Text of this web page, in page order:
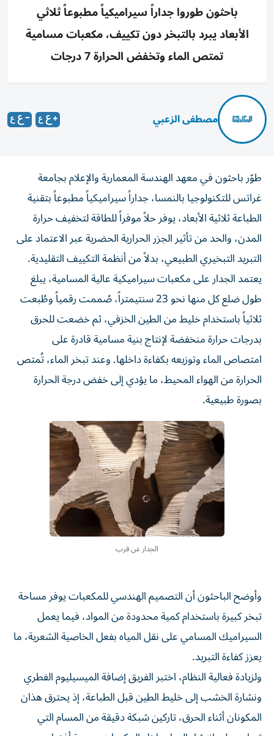
باحثون طوروا جداراً سيراميكياً مطبوعاً ثلاثي
الأبعاد يبرد بالتبخر دون تكييف، مكعبات مسامية
تمتص الماء وتخفض الحرارة 7 درجات
مصطفى الزعبي
طوّر باحثون في معهد الهندسة المعمارية والإعلام بجامعة
غراتس للتكنولوجيا بالنمسا، جداراً سيراميكياً مطبوعاً بتقنية
الطباعة ثلاثية الأبعاد، يوفر حلاً موفراً للطاقة لتخفيف حرارة
المدن، والحد من تأثير الجزر الحرارية الحضرية عبر الاعتماد على
التبريد التبخيري الطبيعي، بدلاً من أنظمة التكييف التقليدية.
يعتمد الجدار على مكعبات سيراميكية عالية المسامية، يبلغ
طول ضلع كل منها نحو 23 سنتيمتراً، صُممت رقمياً وطُبعت
ثلاثياً باستخدام خليط من الطين الخزفي، ثم خضعت للحرق
بدرجات حرارة منخفضة لإنتاج بنية مسامية قادرة على
امتصاص الماء وتوزيعه بكفاءة داخلها. وعند تبخر الماء، تُمتص
الحرارة من الهواء المحيط، ما يؤدي إلى خفض درجة الحرارة
بصورة طبيعية.
الجدار عن قرب
وأوضح الباحثون أن التصميم الهندسي للمكعبات يوفر مساحة
تبخر كبيرة باستخدام كمية محدودة من المواد، فيما يعمل
السيراميك المسامي على نقل المياه بفعل الخاصية الشعرية، ما
يعزز كفاءة التبريد.
ولزيادة فعالية النظام، اختبر الفريق إضافة الميسيليوم الفطري
ونشارة الخشب إلى خليط الطين قبل الطباعة، إذ يحترق هذان
المكونان أثناء الحرق، تاركين شبكة دقيقة من المسام التي